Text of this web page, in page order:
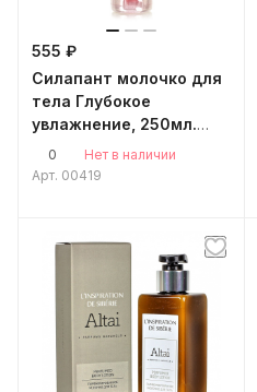
555 ₽
Силапант молочко для
тела Глубокое
увлажнение, 250мл.
Алтайская пантовая
косметика
0
Нет в наличии
Арт. 00419